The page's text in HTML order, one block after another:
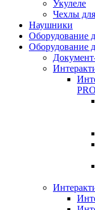
Укулеле
Чехлы
Наушники
Оборудование
Оборудование